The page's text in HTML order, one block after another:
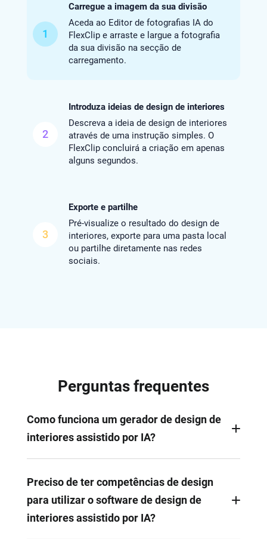
1
Carregue a imagem da sua divisão
Aceda ao Editor de fotografias IA do
FlexClip e arraste e largue a fotografia
da sua divisão na secção de
carregamento.
2
Introduza ideias de design de interiores
Descreva a ideia de design de interiores
através de uma instrução simples. O
FlexClip concluirá a criação em apenas
alguns segundos.
3
Exporte e partilhe
Pré-visualize o resultado do design de
interiores, exporte para uma pasta local
ou partilhe diretamente nas redes
sociais.
Perguntas frequentes
Como funciona um gerador de design de
interiores assistido por IA?
divisão, gera mobiliário realista e depois adiciona-
os à divisão com base na sua instrução. Pode
sempre personalizar ainda mais o design.
Preciso de ter competências de design
para utilizar o software de design de
interiores assistido por IA?